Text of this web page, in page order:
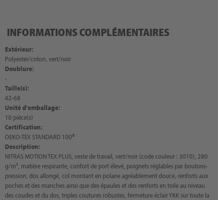
INFORMATIONS COMPLÉMENTAIRES
Extérieur:
Polyester/coton, vert/noir
Doublure:
-
Taille(s):
42-68
Unité d'emballage:
10 pièce(s)
Certification:
OEKO-TEX STANDARD 100®
Description:
NITRAS MOTION TEX PLUS, veste de travail, vert/noir (code couleur : 3010), 280
g/m², matière respirante, confort de port élevé, poignets réglables par boutons-
pression, dos allongé, col montant en polaire agréablement douce, renforts aux
poches et des manches ainsi que des épaules et des renforts en toile au niveau
des coudes et du dos, triples coutures robustes, fermeture éclair YKK sur toute la